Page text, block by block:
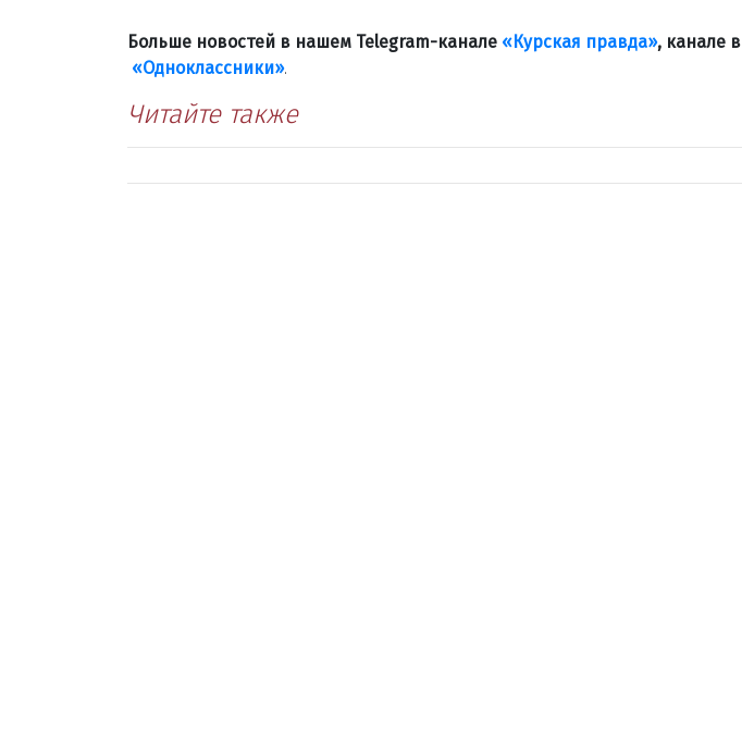
Больше новостей в нашем Telegram-канале «Курская правда», канале в
«Одноклассники».
Читайте также